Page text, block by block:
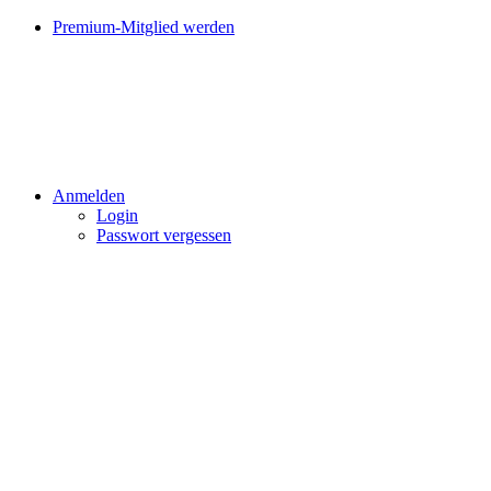
Premium-Mitglied werden
Anmelden
Login
Passwort vergessen